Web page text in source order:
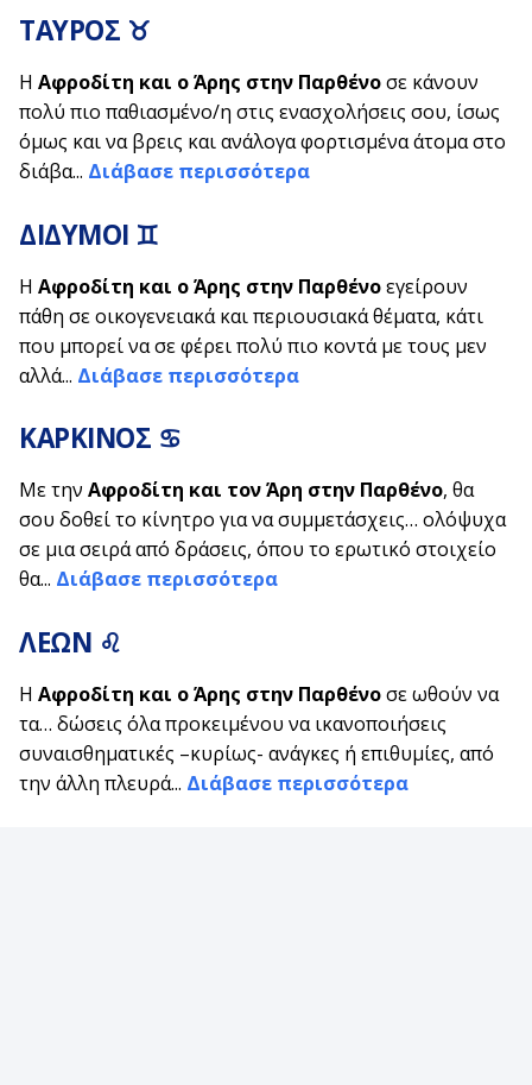
ΤΑΥΡΟΣ ♉
Η Αφροδίτη και ο Άρης στην Παρθένοσε κάνουν
πολύ πιο παθιασμένο/η στις ενασχολήσεις σου, ίσως
όμως και να βρεις και ανάλογα φορτισμένα άτομα στο
διάβα... Διάβασε περισσότερα
ΔΙΔΥΜΟΙ ♊
Η Αφροδίτη και ο Άρης στην Παρθένοεγείρουν
πάθη σε οικογενειακά και περιουσιακά θέματα, κάτι
που μπορεί να σε φέρει πολύ πιο κοντά με τους μεν
αλλά... Διάβασε περισσότερα
ΚΑΡΚΙΝΟΣ ♋
Με την Αφροδίτη και τον Άρη στην Παρθένο, θα
σου δοθεί το κίνητρο για να συμμετάσχεις… ολόψυχα
σε μια σειρά από δράσεις, όπου το ερωτικό στοιχείο
θα... Διάβασε περισσότερα
ΛΕΩΝ ♌
Η Αφροδίτη και ο Άρης στην Παρθένοσε ωθούν να
τα… δώσεις όλα προκειμένου να ικανοποιήσεις
συναισθηματικές –κυρίως- ανάγκες ή επιθυμίες, από
την άλλη πλευρά... Διάβασε περισσότερα